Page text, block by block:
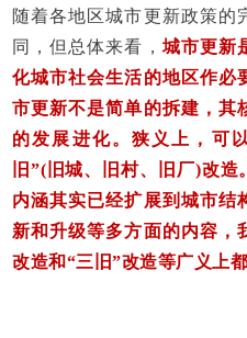
随着各地区城市更新政策的
同，但总体来看， 城市更新
化城市社会生活的地区作必
市更新不是简单的拆建，其
的发展进化。狭义上，可
旧”(旧城、旧村、旧厂)改
内涵其实已经扩展到城市结
新和升级等多方面的内容，
改造和“三旧”改造等广义上